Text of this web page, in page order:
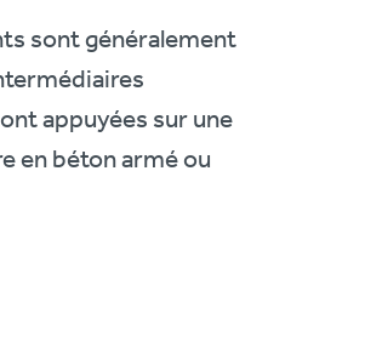
sont généralement
appuyées sur une
en béton armé ou